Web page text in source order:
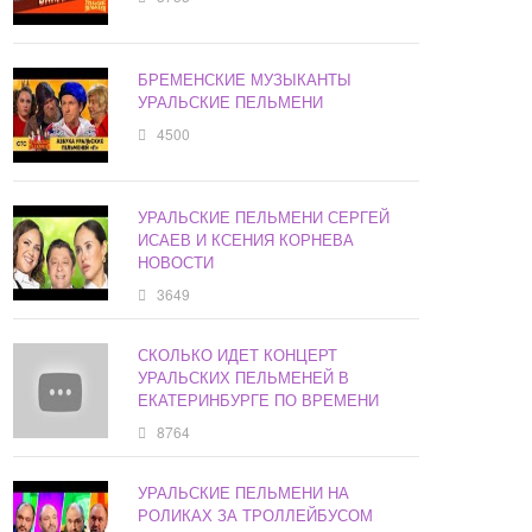
БРЕМЕНСКИЕ МУЗЫКАНТЫ
УРАЛЬСКИЕ ПЕЛЬМЕНИ
4500
УРАЛЬСКИЕ ПЕЛЬМЕНИ СЕРГЕЙ
ИСАЕВ И КСЕНИЯ КОРНЕВА
НОВОСТИ
3649
СКОЛЬКО ИДЕТ КОНЦЕРТ
УРАЛЬСКИХ ПЕЛЬМЕНЕЙ В
ЕКАТЕРИНБУРГЕ ПО ВРЕМЕНИ
8764
УРАЛЬСКИЕ ПЕЛЬМЕНИ НА
РОЛИКАХ ЗА ТРОЛЛЕЙБУСОМ